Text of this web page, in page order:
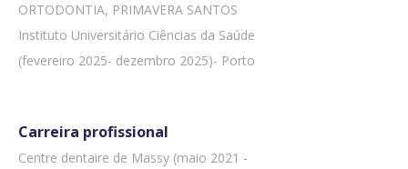
ORTODONTIA, PRIMAVERA SANTOS
Instituto Universitário Ciências da Saúde
(fevereiro 2025- dezembro 2025)- Porto
Carreira profissional
Centre dentaire de Massy (maio 2021 -